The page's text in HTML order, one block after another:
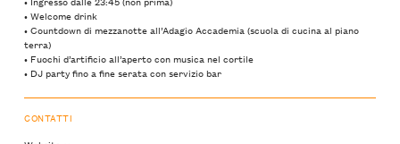
•⁠ ⁠Welcome drink
•⁠ ⁠Countdown di mezzanotte all’Adagio Accademia (scuola di cucina al piano
terra)
•⁠ ⁠Fuochi d’artificio all’aperto con musica nel cortile
•⁠ ⁠DJ party fino a fine serata con servizio bar
CONTATTI